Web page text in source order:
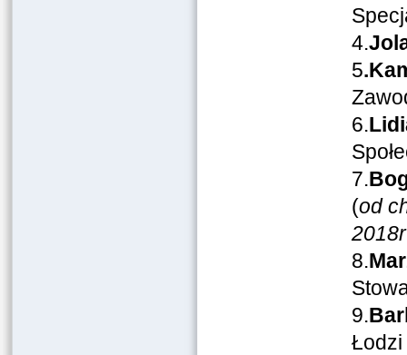
4.
5
6.
7.
(od
2018r
8.
9.
Łodzi